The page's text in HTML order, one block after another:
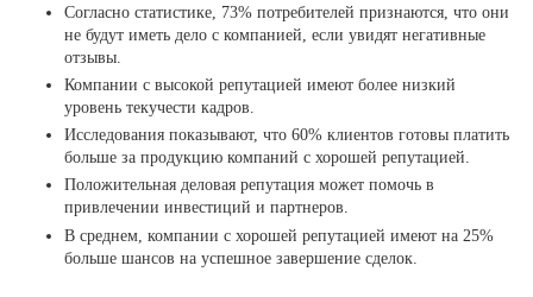
Согласно статистике, 73% потребителей признаются, что они
не будут иметь дело с компанией, если увидят негативные
отзывы.
Компании с высокой репутацией имеют более низкий
уровень текучести кадров.
Исследования показывают, что 60% клиентов готовы платить
больше за продукцию компаний с хорошей репутацией.
Положительная деловая репутация может помочь в
привлечении инвестиций и партнеров.
В среднем, компании с хорошей репутацией имеют на 25%
больше шансов на успешное завершение сделок.